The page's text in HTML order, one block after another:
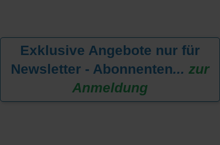
Exklusive Angebote nur für
Newsletter - Abonnenten... zur
Anmeldung